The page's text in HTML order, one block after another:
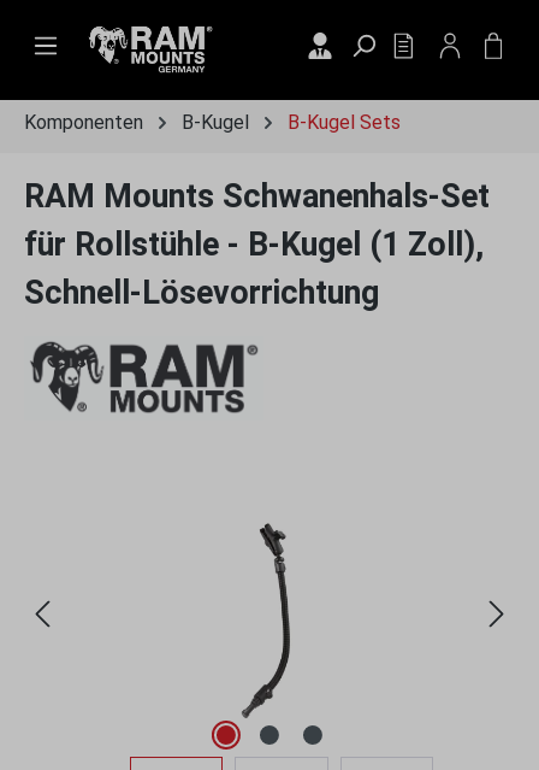
Zum Hauptinhalt springen
DU HAST 0
Komponenten B-Kugel B-Kugel Sets
RAM Mounts Schwanenhals-Set
für Rollstühle - B-Kugel (1 Zoll),
Schnell-Lösevorrichtung